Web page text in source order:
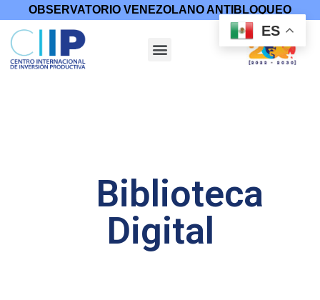
OBSERVATORIO VENEZOLANO ANTIBLOQUEO
Biblioteca
Digital
ES